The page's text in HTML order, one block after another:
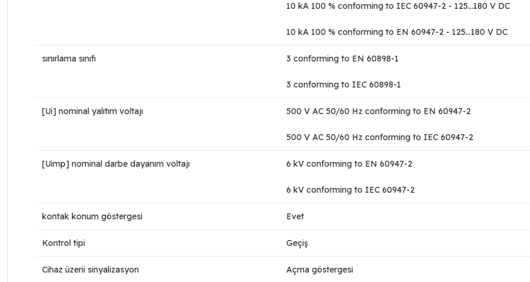
10 kA 100 % conforming to IEC 60947-2 - 125...180 V DC
10 kA 100 % conforming to EN 60947-2 - 125...180 V DC
sınırlama sınıfı 3 conforming to EN 60898-1
3 conforming to IEC 60898-1
[Ui] nominal yalıtım voltajı 500 V AC 50/60 Hz conforming to EN 60947-2
500 V AC 50/60 Hz conforming to IEC 60947-2
[Uimp] nominal darbe dayanım voltajı 6 kV conforming to EN 60947-2
6 kV conforming to IEC 60947-2
kontak konum göstergesi Evet
Kontrol tipi Geçiş
Cihaz üzerii sinyalizasyon Açma göstergesi